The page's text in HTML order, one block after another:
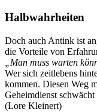
Halbwahrheiten
Doch auch Antink ist
die Vorteile von
„Man muss warten
Wer sich zeitlebens
kommen. Diesen Weg
Geheimdienst
(Lore Kleinert)